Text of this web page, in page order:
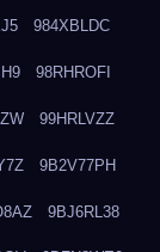
984XBLDC
98RHROFI
99HRLVZZ
9B2V77PH
9BJ6RL38